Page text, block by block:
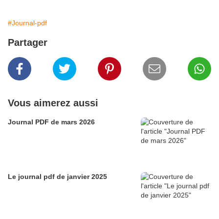
#Journal-pdf
Partager
Vous aimerez aussi
Journal PDF de mars 2026
Le journal pdf de janvier 2025